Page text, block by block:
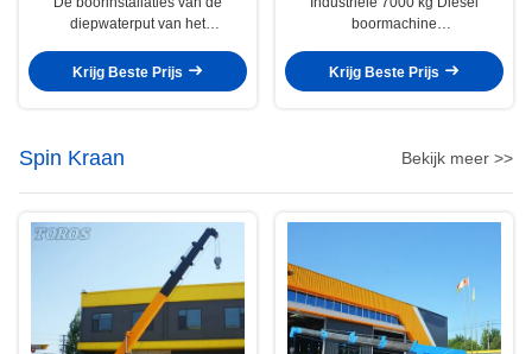
diepwaterput van het
Prestaties van de
Dieselmachtsolie
Krijg Beste Prijs
boormachine
Krijg Beste Prijs
Spin Kraan Bekijk meer >>